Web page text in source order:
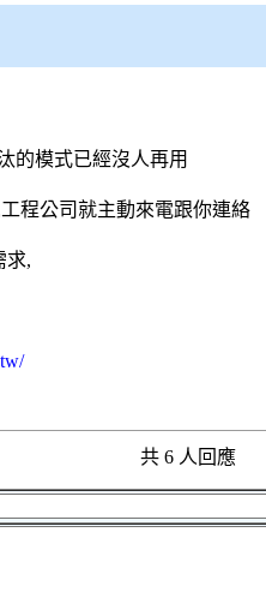
的模式已經沒人再用
程公司就主動來電跟你連絡
求,
共 6 人回應